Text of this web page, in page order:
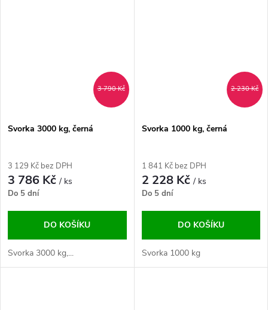
3 790 Kč
Svorka 3000 kg, černá
3 129 Kč bez DPH
3 786 Kč/ ks
Do 5 dní
DO KOŠÍKU
Svorka 3000 kg,...
2 230 Kč
Svorka 1000 kg, černá
1 841 Kč bez DPH
2 228 Kč/ ks
Do 5 dní
DO KOŠÍKU
Svorka 1000 kg